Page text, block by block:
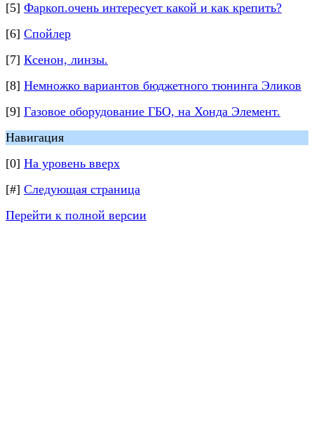
[5] Фаркоп.очень интересует какой и как крепить?
[6] Спойлер
[7] Ксенон, линзы.
[8] Немножко вариантов бюджетного тюнинга Эликов
[9] Газовое оборудование ГБО, на Хонда Элемент.
Навигация
[0] На уровень вверх
[#] Следующая страница
Перейти к полной версии